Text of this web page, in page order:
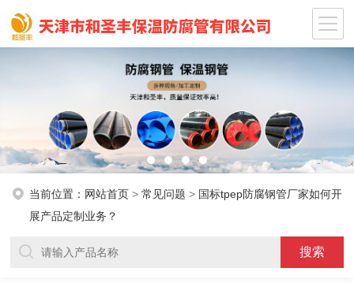
当前位置： 网站首页 > 常见问题 > 国标tpep防腐钢管厂家如何开
展产品定制业务？